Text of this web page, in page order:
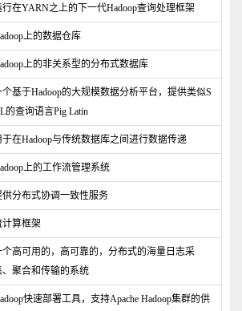
行在YARN之上的下一代Hadoop查询处理框架
上的数据仓库
上的非关系型的分布式数据库
个基于Hadoop的大规模数据分析平台，提供类似S
的查询语言Pig Latin
于在Hadoop与传统数据库之间进行数据传递
上的工作流管理系统
供分布式协调一致性服务
计算框架
个高可用的，高可靠的，分布式的海量日志采
、聚合和传输的系统
快速部署工具，支持Apache Hadoop集群的供